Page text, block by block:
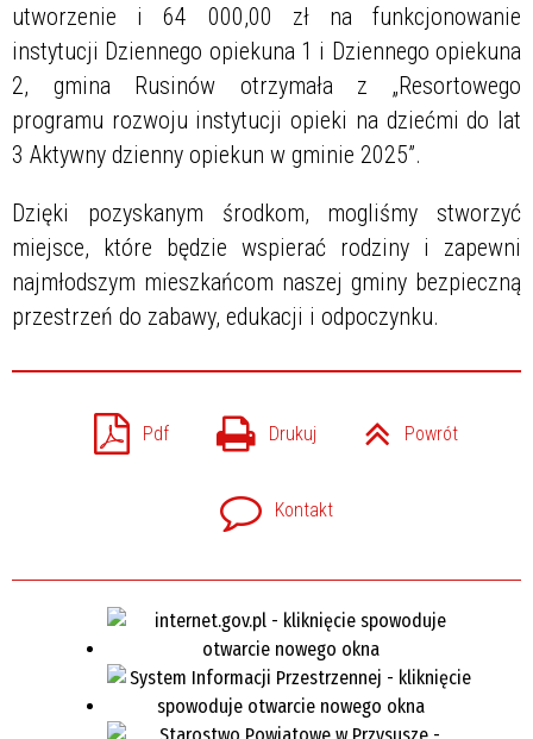
utworzenie i 64 000,00 zł na funkcjonowanie
instytucji Dziennego opiekuna 1 i Dziennego opiekuna
2, gmina Rusinów otrzymała z „Resortowego
programu rozwoju instytucji opieki na dziećmi do lat
3 Aktywny dzienny opiekun w gminie 2025”.
Dzięki pozyskanym środkom, mogliśmy stworzyć
miejsce, które będzie wspierać rodziny i zapewni
najmłodszym mieszkańcom naszej gminy bezpieczną
przestrzeń do zabawy, edukacji i odpoczynku.
Pdf Drukuj Powrót
Kontakt